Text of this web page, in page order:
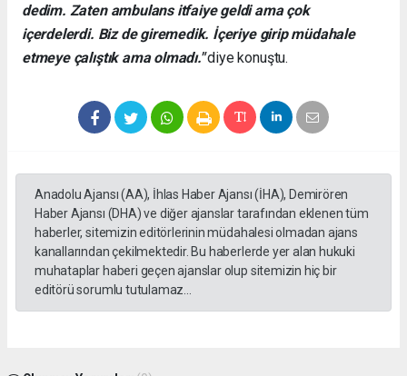
dedim. Zaten ambulans itfaiye geldi ama çok
içerdelerdi. Biz de giremedik. İçeriye girip müdahale
etmeye çalıştık ama olmadı."diye konuştu.
Anadolu Ajansı (AA), İhlas Haber Ajansı (İHA), Demirören
Haber Ajansı (DHA) ve diğer ajanslar tarafından eklenen tüm
haberler, sitemizin editörlerinin müdahalesi olmadan ajans
kanallarından çekilmektedir. Bu haberlerde yer alan hukuki
muhataplar haberi geçen ajanslar olup sitemizin hiç bir
editörü sorumlu tutulamaz...